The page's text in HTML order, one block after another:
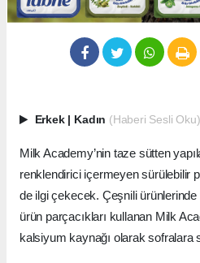
Erkek | Kadın (Haberi Sesli Oku)
Milk Academy’nin taze sütten
renklendirici içermeyen sürülebilir
de ilgi çekecek. Çeşnili
ürün parçacıkları kullanan Milk
kalsiyum kaynağı olarak sofralara